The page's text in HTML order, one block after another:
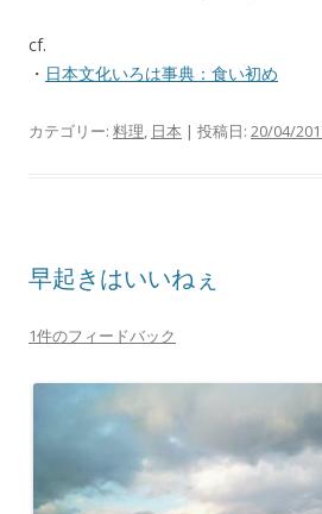
cf.
・ 日本文化いろは事典：食い初め
カテゴリー: 料理, 日本 | 投稿日: 20/04/
早起きはいいねぇ
1件のフィードバック